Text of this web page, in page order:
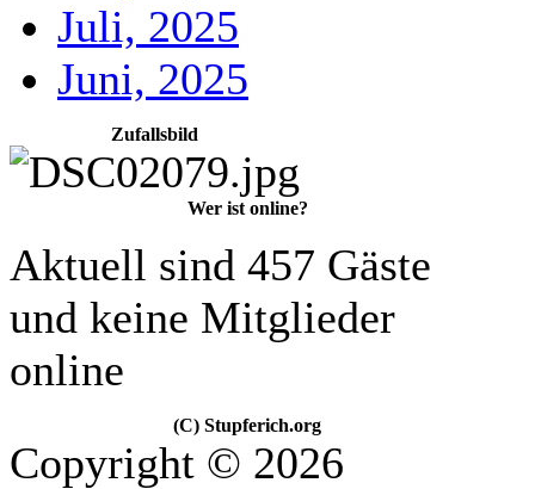
Juli, 2025
Juni, 2025
Zufallsbild
Wer ist online?
Aktuell sind 457 Gäste
und keine Mitglieder
online
(C) Stupferich.org
Copyright © 2026